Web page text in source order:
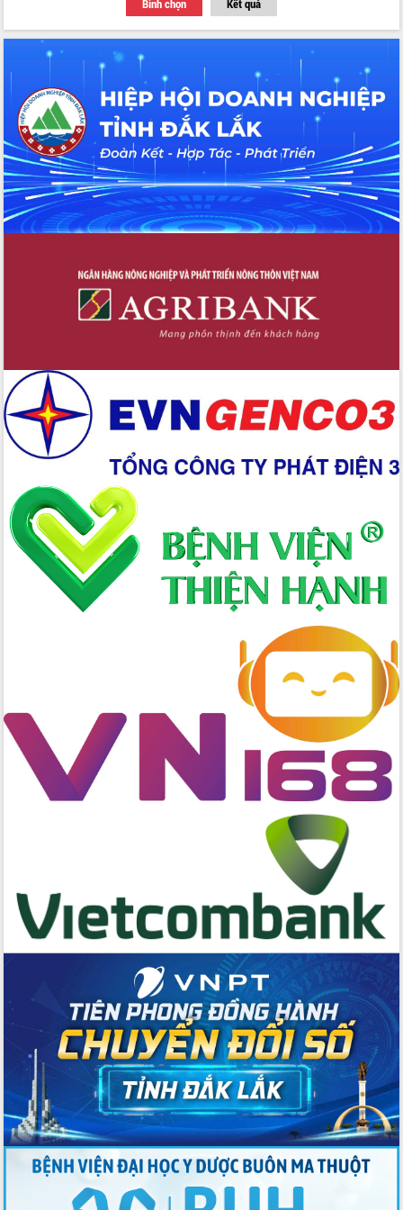
Thứ trưởng Bộ Y tế làm việc với tỉnh
Đắk Lắk về phát triển nhân lực y tế
cho trạm y tế cấp xã
Du lịch Đắk Lắk nâng tầm trải nghiệm
du khách thông qua Hệ thống cơ sở dữ
liệu và Bản đồ số
Tập huấn ứng dụng trí tuệ nhân tạo (AI)
trong thương mại điện tử năm 2026
Đoàn đại biểu Quốc hội tỉnh Đắk Lắk
trao đổi thông tin trước Kỳ họp thứ
nhất, Quốc hội khóa XVI
Quyết liệt cải cách hành chính, khơi
Nâng cao hiệu lực, hiệu quả HĐND
tỉnh thông qua hiện đại hóa hành chính
Xã Ea Phê gắn cải cách hành chính với
Hồ Thị Nguyên Thảo làm việc tại Trung
tâm Phục vụ hành chính công xã Ea
Xây dựng nền hành chính số đồng
hành cùng nông dân dân, doanh nghiệp
Giai đoạn 2026-2030, Đắk Lắk phấn
đấu có 77% xã đạt chuẩn nông thôn
mới
Chuyển đổi số 'mở đường' cho nông
nghiệp Đắk Lắk tăng trưởng bứt phá
Triển khai đồng bộ đo đạc, lập hồ sơ
địa chính, hoàn thiện cơ sở dữ liệu đất
Đắk Lắk đẩy mạnh nuôi biển công
nghệ, hướng tới phát triển thủy sản
bền vững
Tập huấn nâng cao năng lực triển khai
chuyển đổi số cho cán bộ, công chức
Đẩy mạnh cải cách hành chính, quyết
tâm đạt được mục tiêu tăng trưởng
hai con số trong năm 2026
Tổ chức trang trọng Lễ hội Đền thờ
Lương Văn Chánh năm 2026
Phó Bí thư Tỉnh ủy Đắk Lắk Đỗ Hữu
Huy giữ chức Bí thư Đảng ủy Ủy Ban
Nhân dân tỉnh
Bệnh án điện tử thúc đẩy chuyển đổi
số y tế tại Đắk Lắk
Chuyển đổi số thư viện: Mở rộng
không gian tri thức trong thời đại số
Đánh giá, rút kinh nghiệm công tác tổ
chức diễn tập trước ngày bầu cử
Chương trình “Gặp gỡ hữu nghị –
Friendship Meeting New Year 2026”
Bình chọn Kết quả